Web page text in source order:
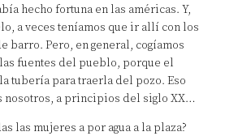
hecho fortuna en las américas. Y,
a veces teníamos que ir allí con los
barro. Pero, en general, cogíamos
fuentes del pueblo, porque el
tubería para traerla del pozo. Eso
nosotros, a principios del siglo XX…
las mujeres a por agua a la plaza?